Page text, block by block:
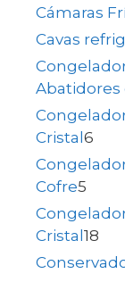
Cámaras
Cavas
Abatidores
Cristal6
Cofre5
Cristal18